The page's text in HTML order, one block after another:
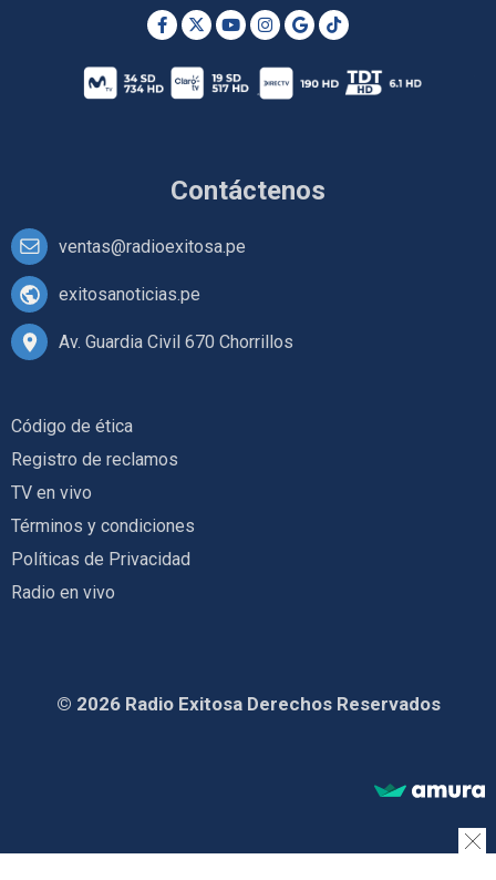
Contáctenos
ventas@radioexitosa.pe
exitosanoticias.pe
Av. Guardia Civil 670 Chorrillos
Código de ética
Registro de reclamos
TV en vivo
Términos y condiciones
Políticas de Privacidad
Radio en vivo
© 2026 Radio Exitosa Derechos Reservados